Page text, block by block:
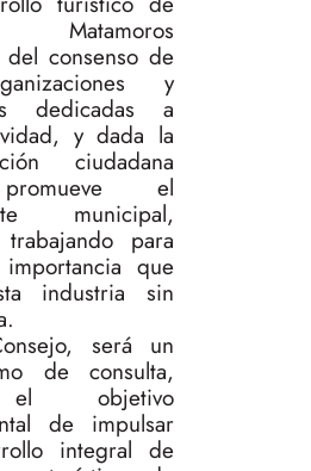
Matamoros
consenso de
y
dedicadas a
y dada la
ciudadana
el
municipal,
trabajando para
que
industria sin
será un
de consulta,
objetivo
de impulsar
integral de